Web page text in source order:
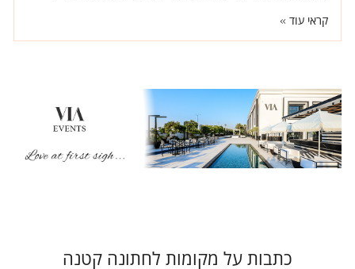
קראי עוד
כתבות על מקומות לחתונה קטנה